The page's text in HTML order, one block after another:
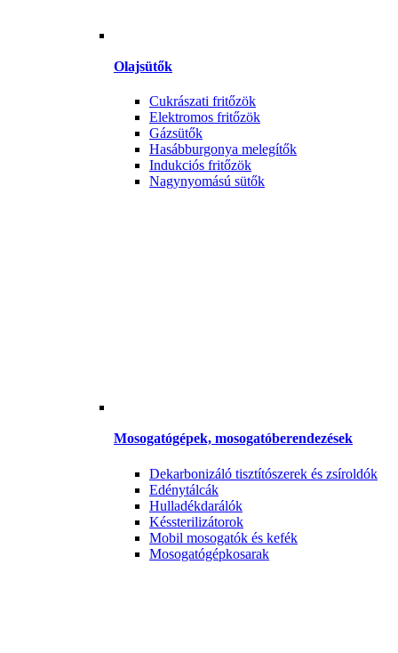
Olajsütők
Cukrászati fritőzök
Elektromos fritőzök
Gázsütők
Hasábburgonya melegítők
Indukciós fritőzök
Nagynyomású sütők
Mosogatógépek, mosogatóberendezések
Dekarbonizáló tisztítószerek és zsíroldók
Edénytálcák
Hulladékdarálók
Késsterilizátorok
Mobil mosogatók és kefék
Mosogatógépkosarak